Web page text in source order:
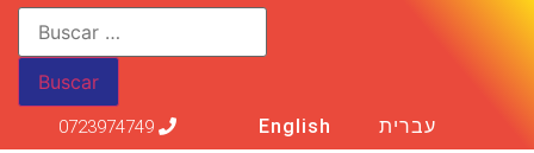
0723974749 English עברית